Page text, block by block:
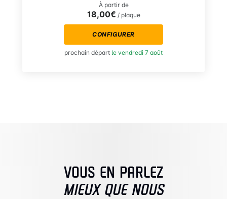
À partir de
18,00€ / plaque
CONFIGURER
prochain départ le vendredi 7 août
VOUS EN PARLEZ
MIEUX QUE NOUS